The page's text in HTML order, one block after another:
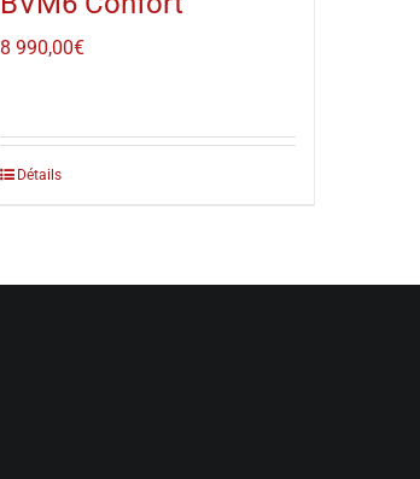
8 990,00€
Détails